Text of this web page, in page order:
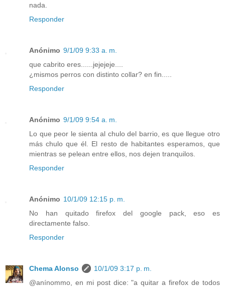
nada.
Responder
Anónimo 9/1/09 9:33 a. m.
que cabrito eres......jejejeje....
¿mismos perros con distinto collar? en fin.....
Responder
Anónimo 9/1/09 9:54 a. m.
Lo que peor le sienta al chulo del barrio, es que llegue otro
más chulo que él. El resto de habitantes esperamos, que
mientras se pelean entre ellos, nos dejen tranquilos.
Responder
Anónimo 10/1/09 12:15 p. m.
No han quitado firefox del google pack, eso es
directamente falso.
Responder
Chema Alonso
10/1/09 3:17 p. m.
@anínommo, en mi post dice: "a quitar a firefox de todos